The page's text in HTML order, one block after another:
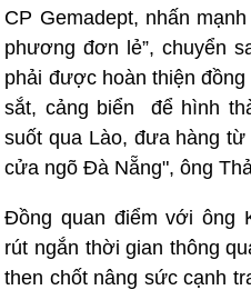
CP Gemadept, nhấn
phương đơn lẻ”, chuyển
phải được hoàn thiện
sắt, cảng biển để hình
suốt qua Lào, đưa hàng
cửa ngõ Đà Nẵng", ông
Đồng quan điểm với ông
rút ngắn thời gian thông
then chốt nâng sức cạnh